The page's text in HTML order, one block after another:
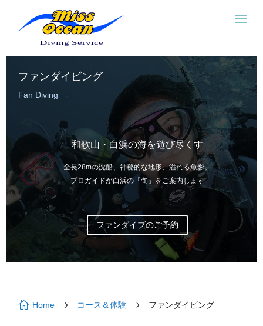
ファンダイビング
Fan Diving
和歌山・白浜の海を遊び尽くす
全長28mの沈船、神秘的な地形、溢れる魚影。
プロガイドが白浜の「旬」をご案内します
ファンダイブのご予約
 Home 5 コース＆体験 5 ファンダイビング